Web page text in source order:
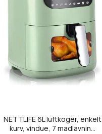
NETTLIFE 6L luftkoger, enkelt
kurv, vindue, 7 madlavnin...